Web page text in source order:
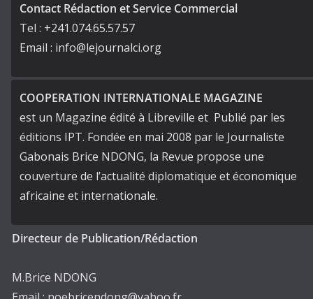
Contact Rédaction et Service Commercial
Tel : +241.074.65.57.57
Email : info@lejournalci.org
COOPERATION INTERNATIONALE MAGAZINE
est un Magazine édité à Libreville et Publié par les
éditions IPT. Fondée en mai 2008 par le Journaliste
Gabonais Brice NDONG, la Revue propose une
couverture de l’actualité diplomatique et économique
africaine et internationale.
Directeur de Publication/Rédaction
M.Brice NDONG